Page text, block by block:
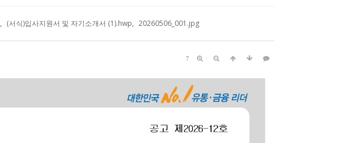
, (서식)입사지원서 및 자기소개서 (1).hwp, 20260506_001.jpg
?